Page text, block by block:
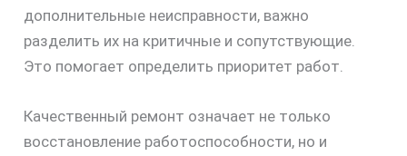
дополнительные неисправности, важно
разделить их на критичные и сопутствующие.
Это помогает определить приоритет работ.
Качественный ремонт означает не только
восстановление работоспособности, но и